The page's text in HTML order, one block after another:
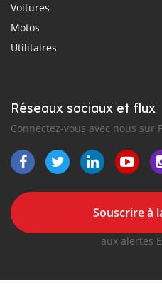
Voitures
Motos
Utilitaires
Réseaux sociaux et flux
Connectez-vous avec nous sur
Souscrire à
aux alertes